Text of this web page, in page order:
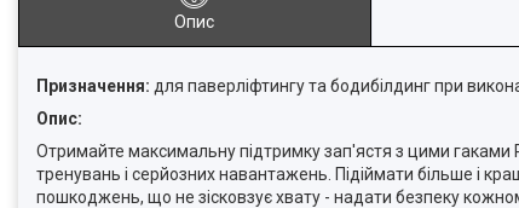
Опис
Призначення: для паверліфтингу та бодибілдинг при
Опис:
Отримайте максимальну підтримку зап'ястя з цими
тренувань і серйозних навантажень. Підіймати більше і
пошкоджень, що не зісковзує хвату - надати безпеку